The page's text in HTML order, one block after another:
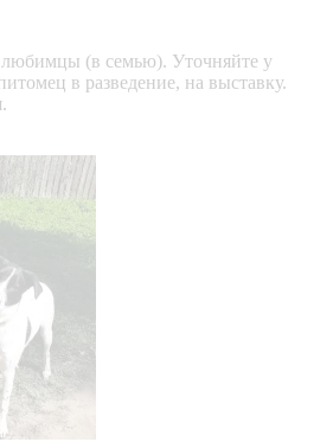
любимцы (в семью). Уточняйте у
в разведение, на выставку.